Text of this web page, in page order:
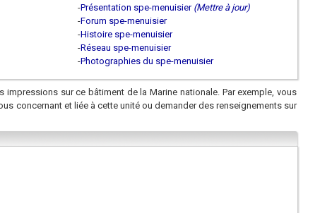
-Présentation spe-menuisier (Mettre à jour)
-Forum spe-menuisier
-Histoire spe-menuisier
-Réseau spe-menuisier
-Photographies du spe-menuisier
sur ce bâtiment de la Marine nationale. Par exemple, vous
concernant et liée à cette unité ou demander des renseignements sur